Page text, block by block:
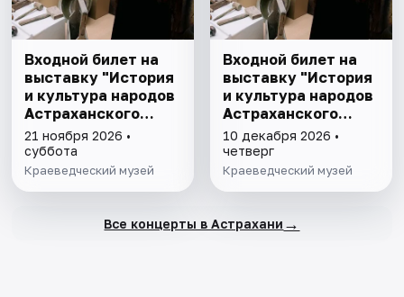
Входной билет на
выставку "История
и культура народов
Астраханского
края"
21 ноября 2026 •
суббота
Краеведческий музей
Входной билет на
выставку "История
и культура народов
Астраханского
края"
10 декабря 2026 •
четверг
Краеведческий музей
Все концерты в Астрахани →